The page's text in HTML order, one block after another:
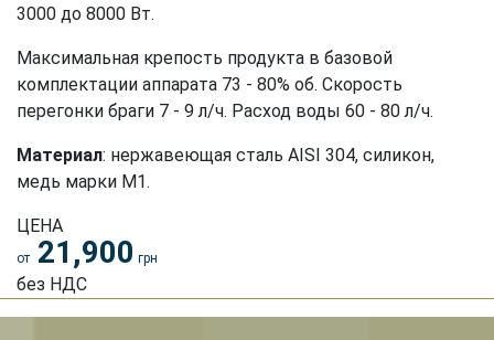
3000 до 8000 Вт.
Максимальная крепость продукта в базовой
комплектации аппарата 73 - 80% об. Скорость
перегонки браги 7 - 9 л/ч. Расход воды 60 - 80 л/ч.
Материал: нержавеющая сталь АISI 304, силикон,
медь марки М1.
ЦЕНА
от 21,900 грн
без НДС